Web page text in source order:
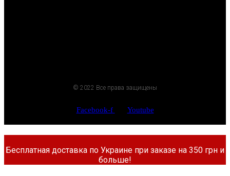
© 2022 Все права защищены
Facebook-f Youtube
Бесплатная доставка по Украине при заказе на 350 грн и
больше!